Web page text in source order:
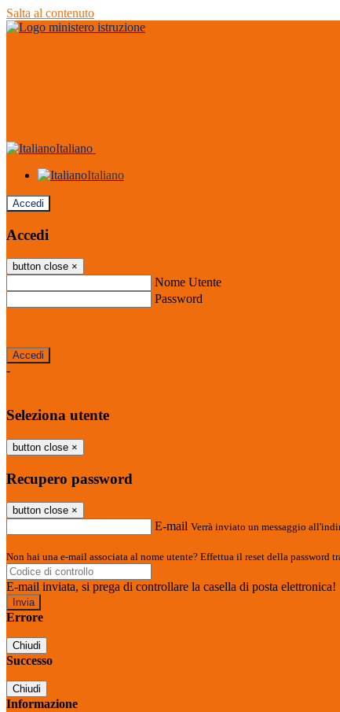
Salta al contenuto
Italiano
Italiano
Accedi
Accedi
button close ×
Nome Utente
Password
-
Seleziona utente
button close ×
Recupero password
button close ×
E-mail Verrà inviato un messaggio
Non hai una e-mail associata al nome utente? Effettua il reset della password
E-mail inviata, si prega di controllare la casella di posta elettronica!
Errore
Chiudi
Successo
Chiudi
Informazione